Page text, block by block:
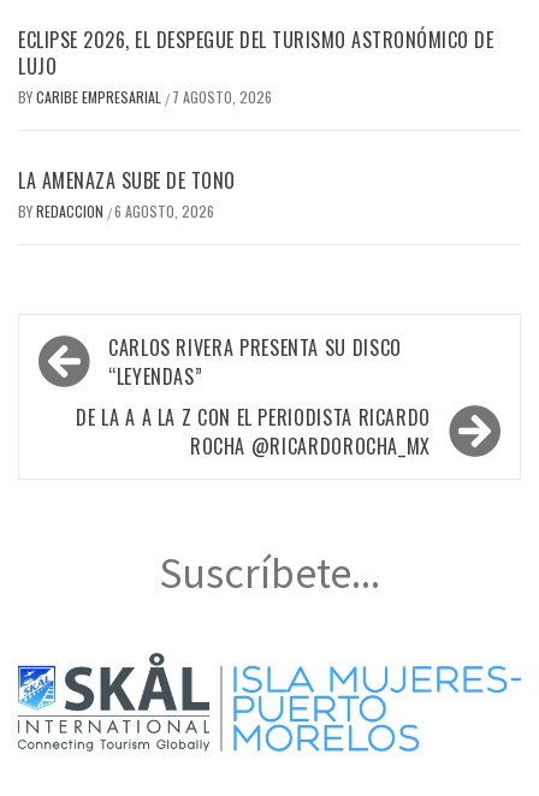
ECLIPSE 2026, EL DESPEGUE DEL TURISMO ASTRONÓMICO DE
LUJO
BYCARIBE EMPRESARIAL / 7 AGOSTO, 2026
LA AMENAZA SUBE DE TONO
BYREDACCION /6 AGOSTO, 2026
Navegación
de
entradas
CARLOS RIVERA PRESENTA SU DISCO
“LEYENDAS”
DE LA A A LA Z CON EL PERIODISTA RICARDO
ROCHA @RICARDOROCHA_MX
Suscríbete...